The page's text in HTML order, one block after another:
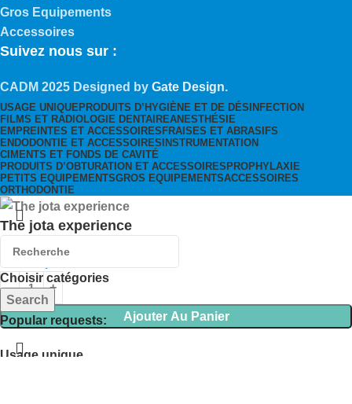
Gros Equipements
Accessoires
Suivez nous sur :
CADM 2025 Designed by Gate Design.
USAGE UNIQUEPRODUITS D’HYGIÈNE ET DE DÉSINFECTION
FILMS ET RADIOLOGIE DENTAIREANESTHÉSIE
EMPREINTES ET ACCESSOIRESFRAISES ET ABRASIFS
ENDODONTIE ET ACCESSOIRESINSTRUMENTATION
CIMENTS ET FONDS DE CAVITÉ
PRODUITS D’OBTURATION ET ACCESSOIRESPROPHYLAXIE
PETITS EQUIPEMENTSGROS EQUIPEMENTSACCESSOIRES
ORTHODONTIE
Choisir catégories
Search
Popular requests:
Usage unique
The jota experience
Ajouter Au Panier